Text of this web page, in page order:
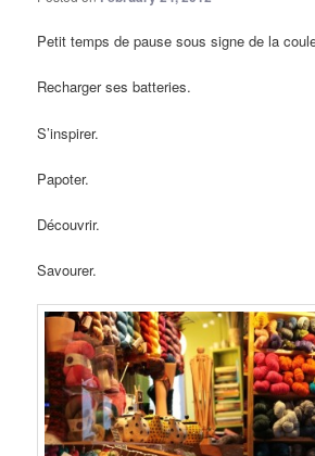
Petit temps de pause sous signe de la
Recharger ses batteries.
S’inspirer.
Papoter.
Découvrir.
Savourer.